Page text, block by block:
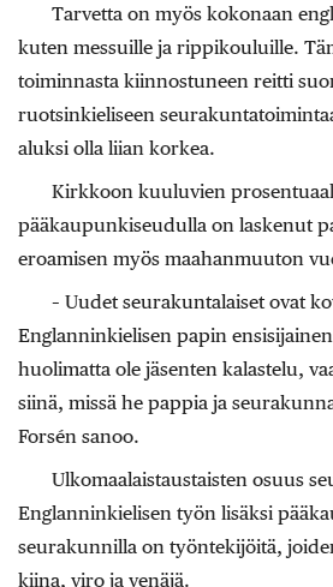
Tarvetta on myös kokonaan
kuten messuille ja rippikouluille.
toiminnasta kiinnostuneen reitti
ruotsinkieliseen
aluksi olla liian korkea.
Kirkkoon kuuluvien
pääkaupunkiseudulla on laskenut
eroamisen myös maahanmuuton
– Uudet seurakuntalaiset ovat
Englanninkielisen papin
huolimatta ole jäsenten kalastelu,
siinä, missä he pappia ja
Forsén sanoo.
Ulkomaalaistaustaisten osuus
Englanninkielisen työn lisäksi
seurakunnilla on työntekijöitä,
kiina, viro ja venäjä.